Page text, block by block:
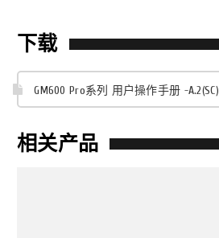
下载
GM600 Pro系列 用户操作手册 -A.2(SC)
相关产品